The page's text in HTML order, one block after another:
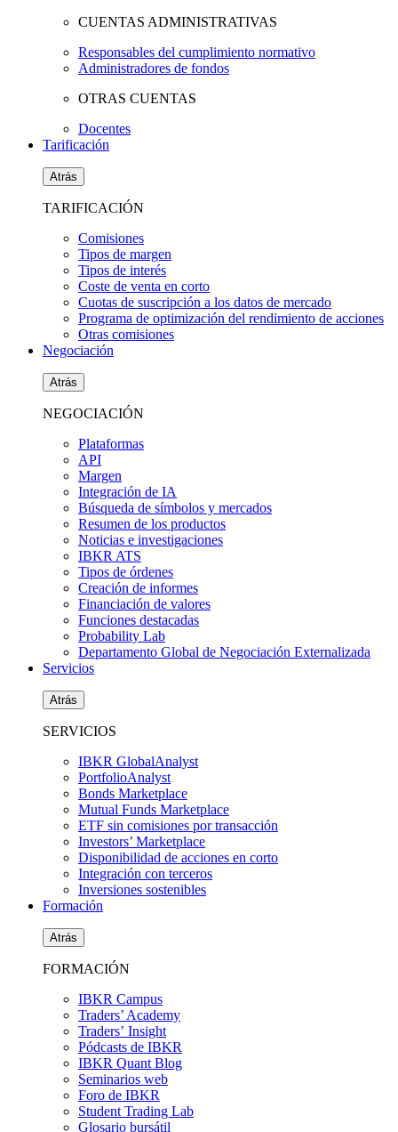
CUENTAS ADMINISTRATIVAS
Responsables del cumplimiento normativo
Administradores de fondos
OTRAS CUENTAS
Docentes
Tarificación
Atrás
TARIFICACIÓN
Comisiones
Tipos de margen
Tipos de interés
Coste de venta en corto
Cuotas de suscripción a los datos de mercado
Programa de optimización del rendimiento de acciones
Otras comisiones
Negociación
Atrás
NEGOCIACIÓN
Plataformas
API
Margen
Integración de IA
Búsqueda de símbolos y mercados
Resumen de los productos
Noticias e investigaciones
IBKR ATS
Tipos de órdenes
Creación de informes
Financiación de valores
Funciones destacadas
Probability Lab
Departamento Global de Negociación Externalizada
Servicios
Atrás
SERVICIOS
IBKR GlobalAnalyst
PortfolioAnalyst
Bonds Marketplace
Mutual Funds Marketplace
ETF sin comisiones por transacción
Investors’ Marketplace
Disponibilidad de acciones en corto
Integración con terceros
Inversiones sostenibles
Formación
Atrás
FORMACIÓN
IBKR Campus
Traders’ Academy
Traders’ Insight
Pódcasts de IBKR
IBKR Quant Blog
Seminarios web
Foro de IBKR
Student Trading Lab
Glosario bursátil